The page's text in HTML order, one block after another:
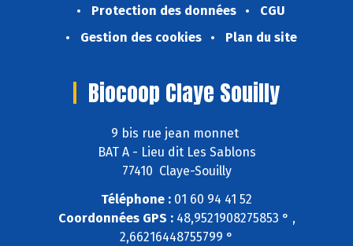
Protection des données
CGU
Gestion des cookies
Plan du site
Biocoop Claye Souilly
9 bis rue jean monnet
BAT A - Lieu dit Les Sablons
77410 Claye-Souilly
Téléphone : 01 60 94 41 52
Coordonnées GPS :48,9521908275853 ° ,
2,66216448755799 °